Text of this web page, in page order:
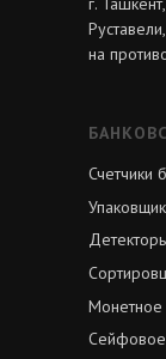
Счетчики
на